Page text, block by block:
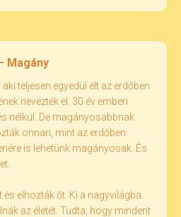
Magány
teljesen egyedül élt az erdőben
nevezték el. 30 év emberi
nélkül. De magányosabbnak
onnan, mint az erdőben
is lehetünk magányosak. És
elhozták őt. Ki a nagyvilágba.
az életét. Tudta, hogy mindent